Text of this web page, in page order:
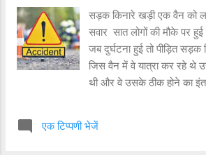
गई. उसके अपने पति की हत्या
करने के गुनाह को कबूल कर
शराब पीने का आदी था और
था. ट्रैक्टर चालक बीरेन्द्र और
अवैध सम्बन्ध हो गए. वो मौका
सड़क किनारे खड़ी एक वैन को
सवार सात लोगों की मौके पर हुई
जब दुर्घटना हुई तो पीड़ित
जिस वैन में वे यात्रा कर रहे थे
थी और वे उसके ठीक होने का
ने पीछे से टक्कर मार दी।
एक टिप्पणी भेजें